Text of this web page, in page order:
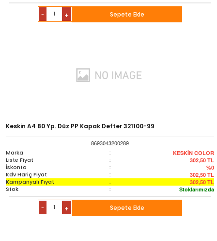
- + Sepete Ekle
Keskin A4 80 Yp. Düz PP Kapak Defter 321100-99
8693043200289
Marka
: KESKİN COLOR
Liste Fiyat : 302,50 TL
İskonto : %0
Kdv Hariç Fiyat : 302,50 TL
Kampanyalı Fiyat : 302,50 TL
Stok : Stoklarımızda
- + Sepete Ekle